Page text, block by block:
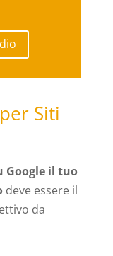
Siti
Google il tuo
deve essere il
da